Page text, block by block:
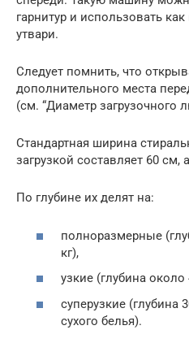
гарнитур и использовать
утвари.
Следует помнить, что
дополнительного места
(см. “Диаметр загрузочного
Стандартная ширина
загрузкой составляет 60 см,
По глубине их делят на:
полноразмерные
кг),
узкие (глубина около
суперузкие (глубина
сухого белья).